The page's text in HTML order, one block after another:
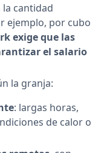
la cantidad
ejemplo, por cubo
exige que las
el salario
la granja:
: largas horas,
de calor o